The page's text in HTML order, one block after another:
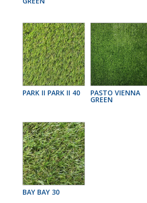
PARK II PARK II 40 PASTO VIENNA
GREEN
BAY BAY 30